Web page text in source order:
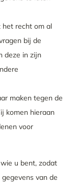
het recht om al
bij de
deze in zijn
maken tegen de
komen hieraan
voor
u bent, zodat
van de